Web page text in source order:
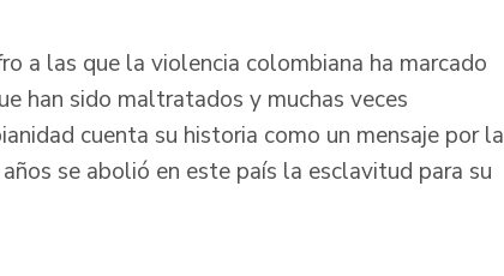
a las que la violencia colombiana ha marcado
han sido maltratados y muchas veces
cuenta su historia como un mensaje por la
se abolió en este país la esclavitud para su